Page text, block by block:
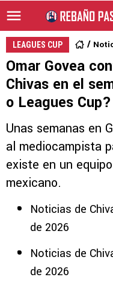
LEAGUES CUP
Omar Govea
Chivas en el
o Leagues Cup?
Unas semanas en
al mediocampista
existe en un
mexicano.
Noticias de
de 2026
Noticias de
de 2026